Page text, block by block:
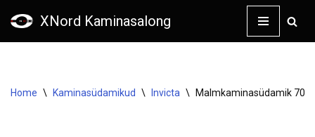
XNord Kaminasalong
Home \ Kaminasüdamikud \ Invicta \ Malmkaminasüdamik 700